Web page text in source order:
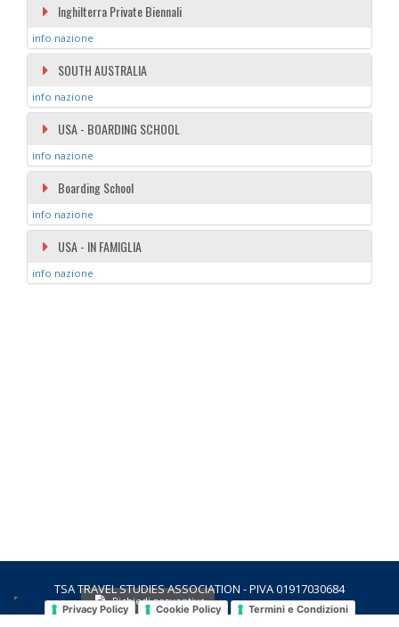
Inghilterra Private Biennali
info nazione
SOUTH AUSTRALIA
info nazione
USA - BOARDING SCHOOL
info nazione
Boarding School
info nazione
USA - IN FAMIGLIA
info nazione
Richiedi preventivo
TSA TRAVEL STUDIES ASSOCIATION - PIVA 01917030684
Privacy Policy Cookie Policy Termini e Condizioni